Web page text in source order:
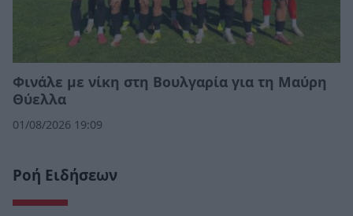
Φινάλε με νίκη στη Βουλγαρία για τη Μαύρη
Θύελλα
01/08/2026 19:09
Ροή Ειδήσεων